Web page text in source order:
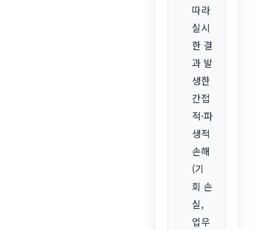
따라
실시
한 결
과 발
생한
간접
적·파
생적
손해
(기
회 손
실,
업무